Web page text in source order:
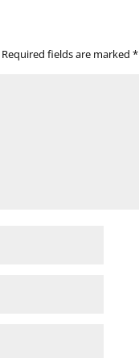
Required fields are marked*